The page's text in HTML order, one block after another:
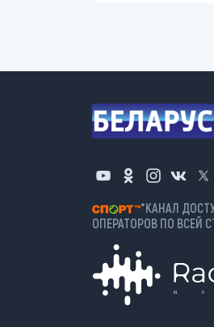
*КАНАЛ
ОПЕРАТОРОВ ПО ВСЕЙ